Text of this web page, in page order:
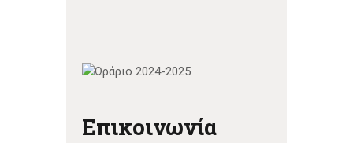
Επικοινωνία